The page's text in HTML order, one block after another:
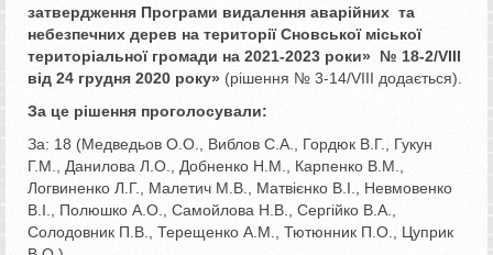
затвердження Програми видалення аварійних та
небезпечних дерев на території Сновської міської
територіальної громади на 2021-2023 роки» № 18-2/VIII
від 24 грудня 2020 року» (рішення № 3-14/VІІІ додається).
За це рішення проголосували:
За: 18 (Медведьов О.О., Виблов С.А., Гордюк В.Г., Гукун
Г.М., Данилова Л.О., Добненко Н.М., Карпенко В.М.,
Логвиненко Л.Г., Малетич М.В., Матвієнко В.І., Невмовенко
В.І., Полюшко А.О., Самойлова Н.В., Сергійко В.А.,
Солодовник П.В., Терещенко А.М., Тютюнник П.О., Цуприк